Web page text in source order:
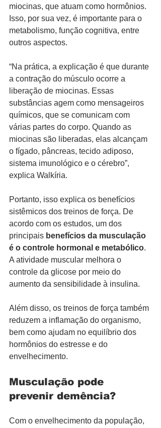
miocinas, que atuam como hormônios.
Isso, por sua vez, é importante para o
metabolismo, função cognitiva, entre
outros aspectos.
“Na prática, a explicação é que durante
a contração do músculo ocorre a
liberação de miocinas. Essas
substâncias agem como mensageiros
químicos, que se comunicam com
várias partes do corpo. Quando as
miocinas são liberadas, elas alcançam
o fígado, pâncreas, tecido adiposo,
sistema imunológico e o cérebro”,
explica Walkíria.
Portanto, isso explica os benefícios
sistêmicos dos treinos de força. De
acordo com os estudos, um dos
principais benefícios da musculação
é o controle hormonal e metabólico.
A atividade muscular melhora o
controle da glicose por meio do
aumento da sensibilidade à insulina.
Além disso, os treinos de força também
reduzem a inflamação do organismo,
bem como ajudam no equilíbrio dos
hormônios do estresse e do
envelhecimento.
Musculação pode
prevenir demência?
Com o envelhecimento da população,